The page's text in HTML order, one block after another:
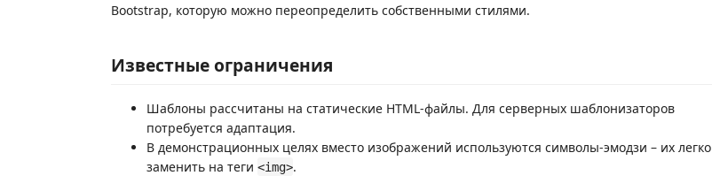
Bootstrap, которую можно переопределить собственными стилями.
Известные ограничения
Шаблоны рассчитаны на статические HTML-файлы. Для серверных шаблонизаторов
потребуется адаптация.
В демонстрационных целях вместо изображений используются символы-эмодзи – их легко
заменить на теги <img>.